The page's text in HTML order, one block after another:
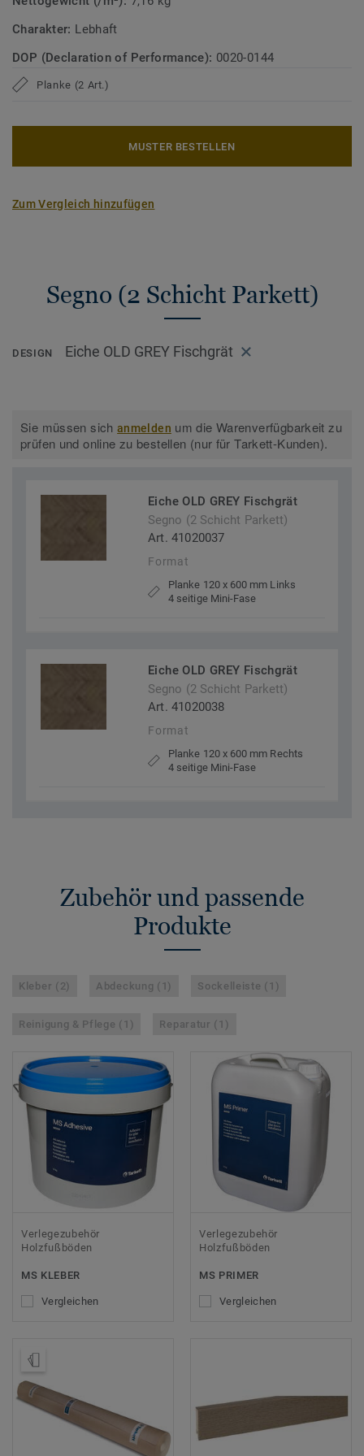
Charakter: Lebhaft
DOP (Declaration of Performance): 0020-0144
Planke (2 Art.)
MUSTER BESTELLEN
Zum Vergleich hinzufügen
Segno (2 Schicht Parkett)
DESIGN Eiche OLD GREY Fischgrät
Sie müssen sichanmelden um die Warenverfügbarkeit zu
prüfen und online zu bestellen (nur für Tarkett-Kunden).
Eiche OLD GREY Fischgrät
Segno (2 Schicht Parkett)
Art. 41020037
Format
Planke 120 x 600 mm Links
4 seitige Mini-Fase
Eiche OLD GREY Fischgrät
Segno (2 Schicht Parkett)
Art. 41020038
Format
Planke 120 x 600 mm Rechts
4 seitige Mini-Fase
Zubehör und passende
Produkte
Kleber (2) Abdeckung (1) Sockelleiste (1)
Reinigung & Pflege (1) Reparatur (1)
Verlegezubehör
Holzfußböden
MS KLEBER
Vergleichen
Verlegezubehör
Holzfußböden
MS PRIMER
Vergleichen